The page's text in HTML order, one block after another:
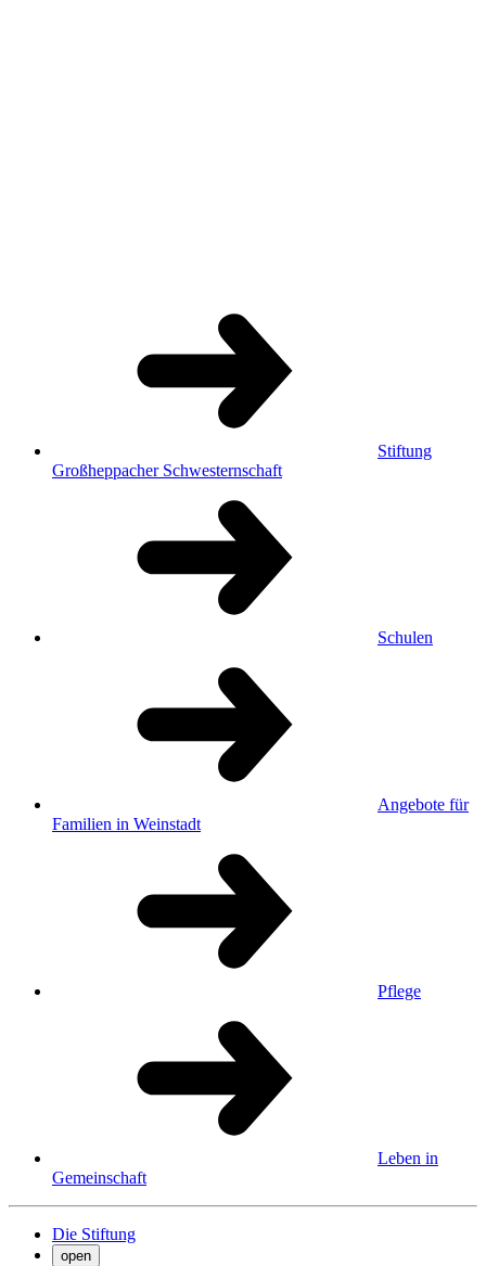
Stiftung
Großheppacher Schwesternschaft
Schulen
Angebote für
Familien in Weinstadt
Pflege
Leben in
Gemeinschaft
Die Stiftung
open